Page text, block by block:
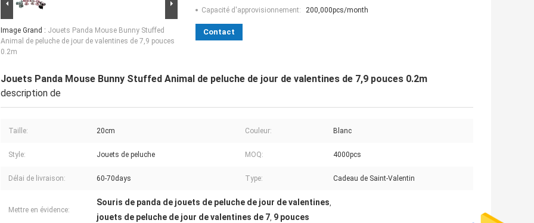
Image Grand : Jouets Panda Mouse Bunny Stuffed
Animal de peluche de jour de valentines de 7,9 pouces
0.2m
Capacité d'approvisionnement:
200,000pcs/month
Contact
Jouets Panda Mouse Bunny Stuffed Animal de peluche de jour de valentines de 7,9 pouces 0.2m
description de
Taille: 20cm Couleur: Blanc
Style: Jouets de peluche MOQ: 4000pcs
Délai de livraison: 60-70days Type: Cadeau de Saint-Valentin
Mettre en évidence:
Souris de panda de jouets de peluche de jour de valentines,
jouets de peluche de jour de valentines de 7, 9 pouces